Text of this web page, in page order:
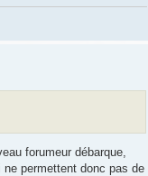
forumeur débarque,
permettent donc pas de